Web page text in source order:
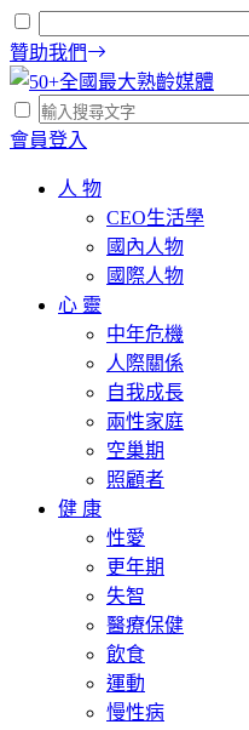
贊助我們
會員登入
人 物
CEO生活學
國內人物
國際人物
心 靈
中年危機
人際關係
自我成長
兩性家庭
空巢期
照顧者
健 康
性愛
更年期
失智
醫療保健
飲食
運動
慢性病